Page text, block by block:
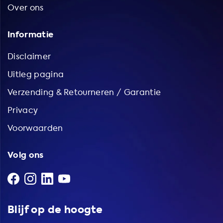
Over ons
Informatie
Disclaimer
Uitleg pagina
Verzending & Retourneren / Garantie
Privacy
Voorwaarden
Volg ons
Blijf op de hoogte